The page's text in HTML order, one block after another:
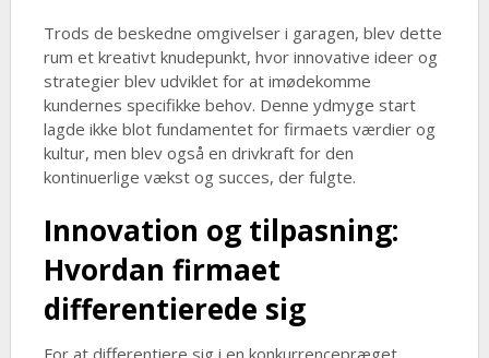
Trods de beskedne omgivelser i garagen, blev dette
rum et kreativt knudepunkt, hvor innovative ideer og
strategier blev udviklet for at imødekomme
kundernes specifikke behov. Denne ydmyge start
lagde ikke blot fundamentet for firmaets værdier og
kultur, men blev også en drivkraft for den
kontinuerlige vækst og succes, der fulgte.
Innovation og tilpasning:
Hvordan firmaet
differentierede sig